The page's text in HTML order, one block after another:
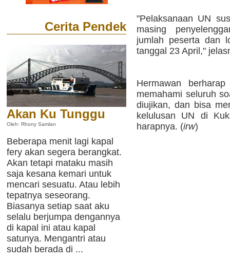
Cerita Pendek
Akan Ku Tunggu
Oleh: Rhony Samlan
Beberapa menit lagi kapal
fery akan segera berangkat.
Akan tetapi mataku masih
saja kesana kemari untuk
mencari sesuatu. Atau lebih
tepatnya seseorang.
Biasanya setiap saat aku
selalu berjumpa dengannya
di kapal ini atau kapal
satunya. Mengantri atau
sudah berada di ...
"Pelaksanaan UN
masing
jumlah peserta dan
tanggal 23 April,"
Hermawan
memahami seluruh
diujikan, dan bisa
kelulusan UN di
harapnya. (irw)